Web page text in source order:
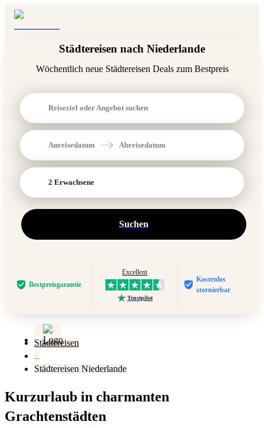
Städtereisen nach Niederlande
Wöchentlich neue Städtereisen Deals zum Bestpreis
Reiseziel oder Angebot suchen
Anreisedatum Abreisedatum
2 Erwachsene
Suchen
Bestpreis­garantie
Excellent
Trustpilot
Kostenlos
stornierbar
Städtereisen
...
Städtereisen Niederlande
Kurzurlaub in charmanten
Grachtenstädten